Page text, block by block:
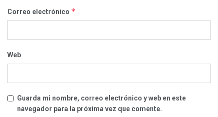
Correo electrónico *
Web
Guarda mi nombre, correo electrónico y web en este
navegador para la próxima vez que comente.